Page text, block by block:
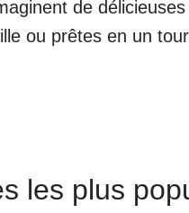
de
ou prêtes en un
les plus